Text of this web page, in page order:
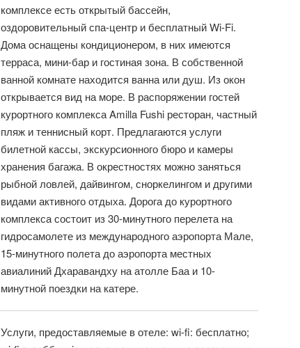
комплексе есть открытый бассейн,
оздоровительный спа-центр и бесплатный Wi-Fi.
Дома оснащены кондиционером, в них имеются
терраса, мини-бар и гостиная зона. В собственной
ванной комнате находится ванна или душ. Из окон
открывается вид на море. В распоряжении гостей
курортного комплекса Amilla Fushi ресторан, частный
пляж и теннисный корт. Предлагаются услуги
билетной кассы, экскурсионного бюро и камеры
хранения багажа. В окрестностях можно заняться
рыбной ловлей, дайвингом, сноркелингом и другими
видами активного отдыха. Дорога до курортного
комплекса состоит из 30-минутного перелета на
гидросамолете из международного аэропорта Мале,
15-минутного полета до аэропорта местных
авиалиний Дхаравандху на атолле Баа и 10-
минутной поездки на катере.
Услуги, предоставляемые в отеле: wi-fi: бесплатно;